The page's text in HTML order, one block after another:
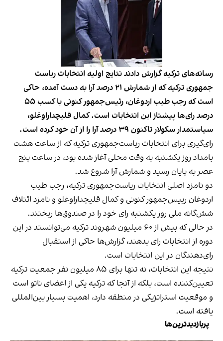
رسانه‌های ترکیه گزارش دادند نتایج اولیه انتخابات ریاست
جمهوری ترکیه که از شمارش ۲۱ درصد آرا به دست آمده، حاکی
است که رجب طیب اردوغان، رئیس‌جمهور کنونی با کسب ۵۵
درصد رای‌ها پیشتاز این انتخابات است. کمال قلیچداراوغلو،
سیاستمدار سکولار تاکنون ۳۹ درصد آرا را از آن خود کرده است.
رای‌گیری برای انتخابات ریاست‌جمهوری ترکیه که از ساعت هشت
بامداد روز یکشنبه به وقت محلی آغاز شده بود، در ساعت پنج
عصر به پایان رسید و شمارش آرا شروع شد.
دو نامزد اصلی انتخابات ریاست‌جمهوری ترکیه، رجب طیب
اردوغان رییس‌جمهور کنونی و کمال قلیچداراوغلو و نامزد ائتلاف
شش‌گانه ملی روز یکشنبه رای خود را در صندوق‌ها ریختند.
در حالی که بیش از ۶۰ میلیون شهروند ترکیه می‌توانستد در این
دوره از انتخابات رای بدهند، گزارش‌ها حاکی از استقبال
رای‌دهندگان در این انتخابات است.
نتیجه این انتخابات، نه تنها برای ۸۵ میلیون نفر جمعیت ترکیه
تعیین‌کننده است، بلکه از آنجا که ترکیه یکی از اعضای ناتو است
و موقعیت استراتژیکی در منطقه دارد، اهمیت بسیار بین‌المللی
یافته است.
پربازدیدترین‌ها